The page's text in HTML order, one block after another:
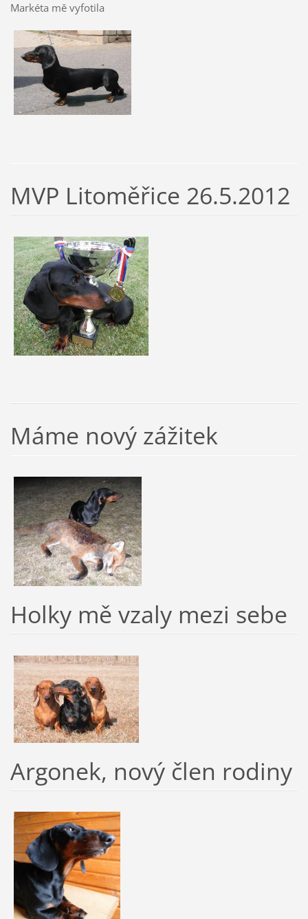
Markéta mě vyfotila
MVP Litoměřice 26.5.2012
Máme nový zážitek
Holky mě vzaly mezi sebe
Argonek, nový člen rodiny